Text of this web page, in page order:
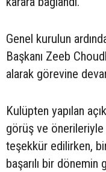
Genel kurulun
Başkanı Zeeb
alarak görevine
Kulüpten yapılan
görüş ve önerileriyle
teşekkür edilirken,
başarılı bir